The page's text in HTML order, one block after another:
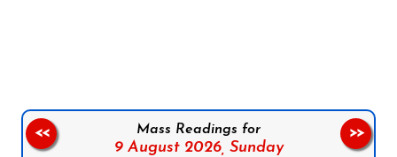
Mass Readings for
9 August 2026, Sunday
<< >>